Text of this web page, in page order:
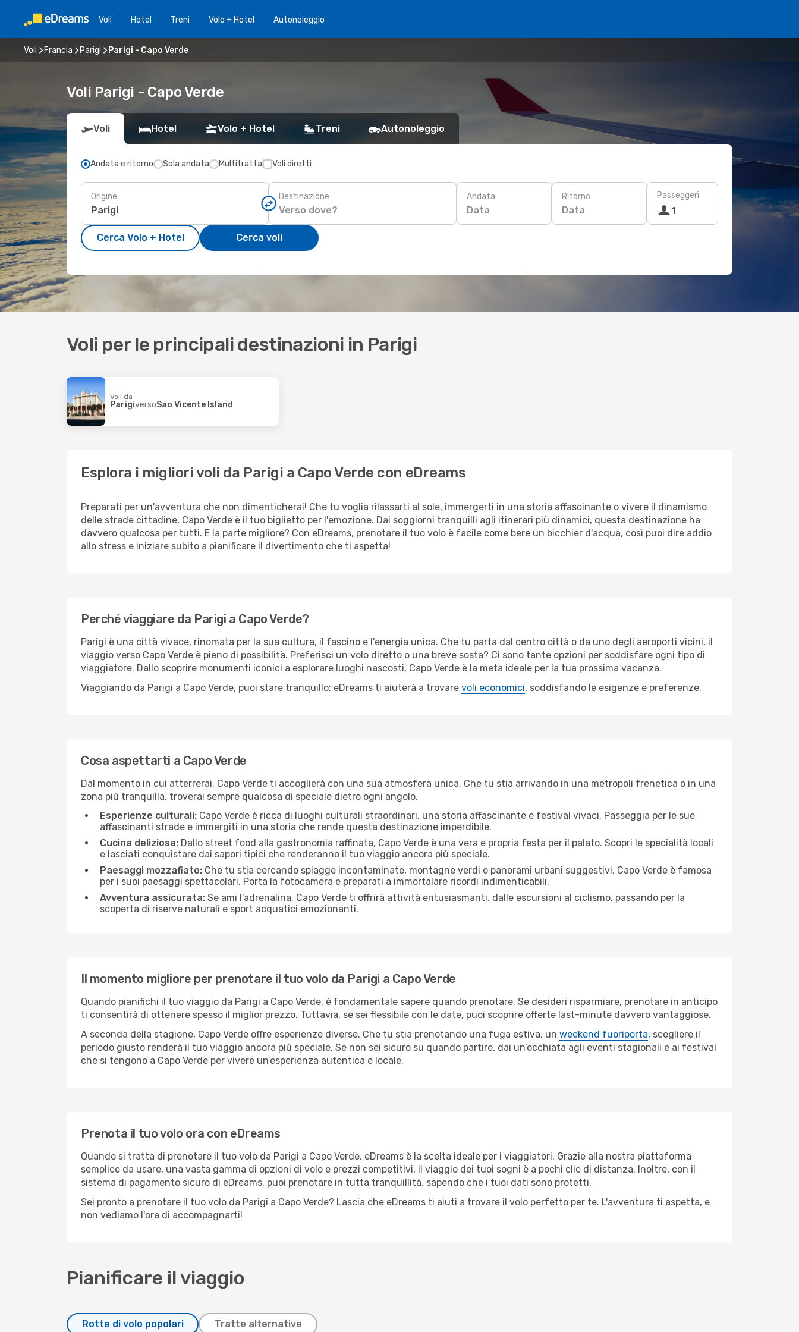
Voli Hotel Treni Volo + Hotel Autonoleggio
Voli Francia Parigi Parigi - Capo Verde
Voli Parigi - Capo Verde
Voli Hotel Volo + Hotel Treni Autonoleggio
Andata e ritorno Sola andata Multitratta Voli diretti
Origine Destinazione Andata
Data
Ritorno
Data
Passeggeri
1
Cerca Volo + Hotel Cerca voli
Voli per le principali destinazioni in Parigi
Voli da
ParigiversoSao Vicente Island
Esplora i migliori voli da Parigi a Capo Verde con eDreams
Preparati per un'avventura che non dimenticherai! Che tu voglia rilassarti al sole, immergerti in una storia affascinante o vivere il dinamismo
delle strade cittadine, Capo Verde è il tuo biglietto per l'emozione. Dai soggiorni tranquilli agli itinerari più dinamici, questa destinazione ha
davvero qualcosa per tutti. E la parte migliore? Con eDreams, prenotare il tuo volo è facile come bere un bicchier d'acqua, così puoi dire addio
allo stress e iniziare subito a pianificare il divertimento che ti aspetta!
Perché viaggiare da Parigi a Capo Verde?
Parigi è una città vivace, rinomata per la sua cultura, il fascino e l'energia unica. Che tu parta dal centro città o da uno degli aeroporti vicini, il
viaggio verso Capo Verde è pieno di possibilità. Preferisci un volo diretto o una breve sosta? Ci sono tante opzioni per soddisfare ogni tipo di
viaggiatore. Dallo scoprire monumenti iconici a esplorare luoghi nascosti, Capo Verde è la meta ideale per la tua prossima vacanza.
Viaggiando da Parigi a Capo Verde, puoi stare tranquillo: eDreams ti aiuterà a trovare voli economici, soddisfando le esigenze e preferenze.
Cosa aspettarti a Capo Verde
Dal momento in cui atterrerai, Capo Verde ti accoglierà con una sua atmosfera unica. Che tu stia arrivando in una metropoli frenetica o in una
zona più tranquilla, troverai sempre qualcosa di speciale dietro ogni angolo.
Esperienze culturali: Capo Verde è ricca di luoghi culturali straordinari, una storia affascinante e festival vivaci. Passeggia per le sue
affascinanti strade e immergiti in una storia che rende questa destinazione imperdibile.
Cucina deliziosa: Dallo street food alla gastronomia raffinata, Capo Verde è una vera e propria festa per il palato. Scopri le specialità locali
e lasciati conquistare dai sapori tipici che renderanno il tuo viaggio ancora più speciale.
Paesaggi mozzafiato: Che tu stia cercando spiagge incontaminate, montagne verdi o panorami urbani suggestivi, Capo Verde è famosa
per i suoi paesaggi spettacolari. Porta la fotocamera e preparati a immortalare ricordi indimenticabili.
Avventura assicurata: Se ami l'adrenalina, Capo Verde ti offrirà attività entusiasmanti, dalle escursioni al ciclismo, passando per la
scoperta di riserve naturali e sport acquatici emozionanti.
Il momento migliore per prenotare il tuo volo da Parigi a Capo Verde
Quando pianifichi il tuo viaggio da Parigi a Capo Verde, è fondamentale sapere quando prenotare. Se desideri risparmiare, prenotare in anticipo
ti consentirà di ottenere spesso il miglior prezzo. Tuttavia, se sei flessibile con le date, puoi scoprire offerte last-minute davvero vantaggiose.
A seconda della stagione, Capo Verde offre esperienze diverse. Che tu stia prenotando una fuga estiva, un weekend fuoriporta, scegliere il
periodo giusto renderà il tuo viaggio ancora più speciale. Se non sei sicuro su quando partire, dai un’occhiata agli eventi stagionali e ai festival
che si tengono a Capo Verde per vivere un’esperienza autentica e locale.
Prenota il tuo volo ora con eDreams
Quando si tratta di prenotare il tuo volo da Parigi a Capo Verde, eDreams è la scelta ideale per i viaggiatori. Grazie alla nostra piattaforma
semplice da usare, una vasta gamma di opzioni di volo e prezzi competitivi, il viaggio dei tuoi sogni è a pochi clic di distanza. Inoltre, con il
sistema di pagamento sicuro di eDreams, puoi prenotare in tutta tranquillità, sapendo che i tuoi dati sono protetti.
Sei pronto a prenotare il tuo volo da Parigi a Capo Verde? Lascia che eDreams ti aiuti a trovare il volo perfetto per te. L'avventura ti aspetta, e
non vediamo l'ora di accompagnarti!
Pianificare il viaggio
Rotte di volo popolari Tratte alternative